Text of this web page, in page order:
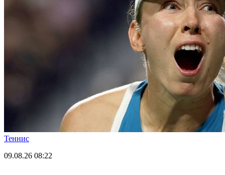
Теннис
09.08.26 08:22